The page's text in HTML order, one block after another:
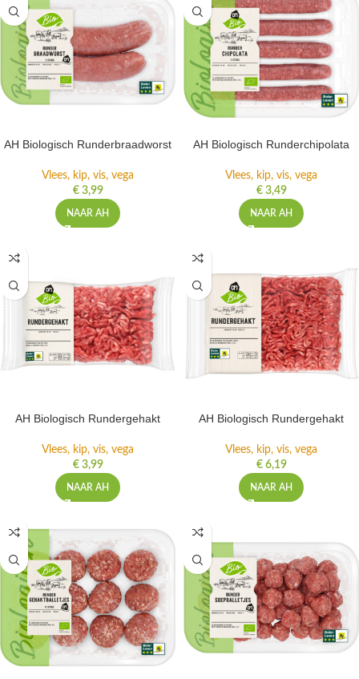
AH Biologisch Runderbraadworst
Vlees, kip, vis, vega
€3,99
NAAR AH
AH Biologisch Runderchipolata
Vlees, kip, vis, vega
€3,49
NAAR AH
AH Biologisch Rundergehakt
Vlees, kip, vis, vega
€3,99
NAAR AH
AH Biologisch Rundergehakt
Vlees, kip, vis, vega
€6,19
NAAR AH